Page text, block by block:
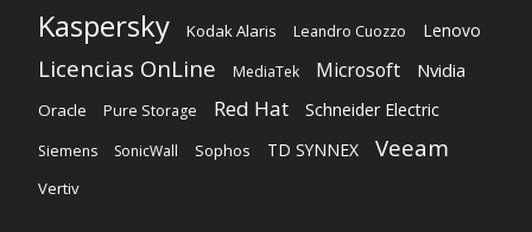
Kaspersky Kodak Alaris Leandro Cuozzo Lenovo
Licencias OnLine MediaTek Microsoft Nvidia
Oracle Pure Storage Red Hat Schneider Electric
Siemens SonicWall Sophos TD SYNNEX Veeam
Vertiv